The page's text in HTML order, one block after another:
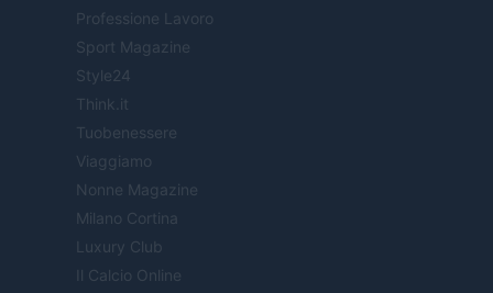
Professione Lavoro
Sport Magazine
Style24
Think.it
Tuobenessere
Viaggiamo
Nonne Magazine
Milano Cortina
Luxury Club
Il Calcio Online